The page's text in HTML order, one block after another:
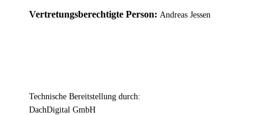
Vertretungsberechtigte Person: Andreas Jessen
Technische Bereitstellung durch:
DachDigital GmbH